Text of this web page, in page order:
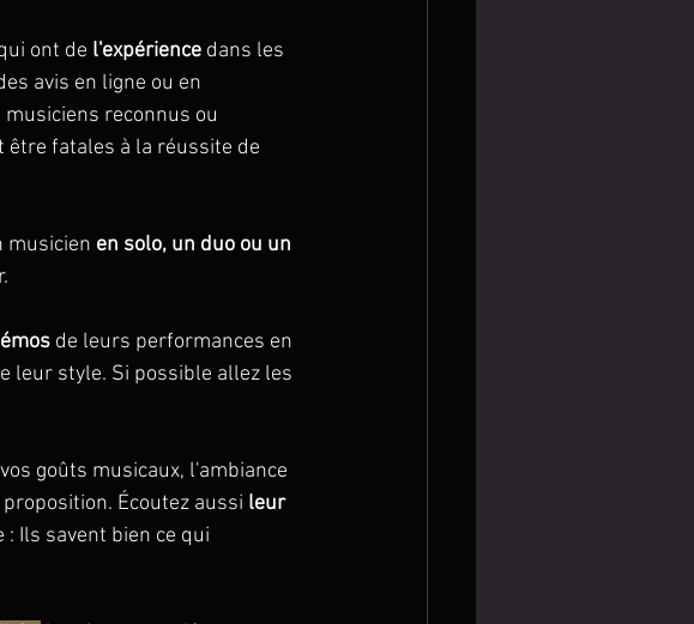
ont de l'expérience dans les
avis en ligne ou en
reconnus ou
fatales à la réussite de
musicien en solo, un duo ou un
de leurs performances en
leur style. Si possible allez les
goûts musicaux, l'ambiance
Écoutez aussi leur
: Ils savent bien ce qui